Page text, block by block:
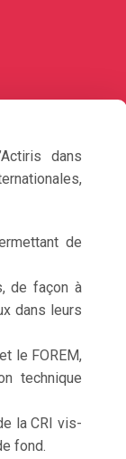
dans
de
de façon à
dans leurs
le FOREM,
technique
la CRI vis-
fond.